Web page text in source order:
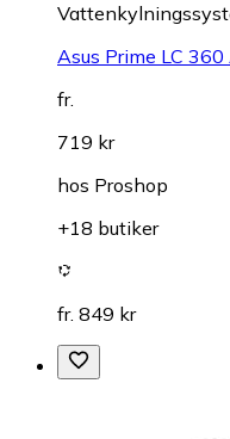
Asus Prime LC
fr.
719 kr
hos Proshop
+18 butiker
fr. 849 kr